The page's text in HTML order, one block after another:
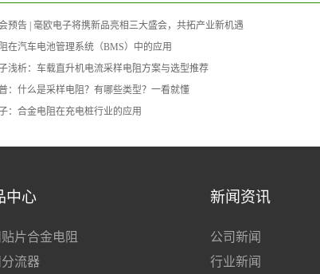
预告 | 毫欧电子将携新品亮相三大盛会，共拓产业新机遇
在汽车电池管理系统（BMS）中的应用
浅析：车载直升机电流采样电阻方案与选型推荐
：什么是采样电阻？有哪些类型？一看就懂
：合金电阻在充电桩行业的应用
中心
片合金电阻
流器
新闻资讯
公司新闻
行业新闻